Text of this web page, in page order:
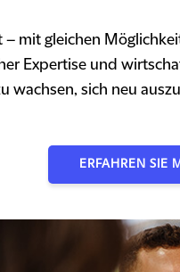
mit gleichen
Expertise und
wachsen, sich neu
ERFAHREN SIE